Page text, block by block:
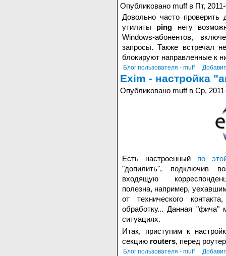
Опубликовано muff в Пт,
Довольно часто проверить
утилиты ping нету
Windows-абонентов,
запросы. Также встречал
блокируют направленные к
Блог пользователя - muff
Exim - настройка
Опубликовано muff в Ср,
Есть настроенный по
"допилить", подключив
входящую
полезна, например,
от технического
обработку... Данная "фича"
ситуациях.
Итак, приступим к
секцию routers, перед
Блог пользователя - muff